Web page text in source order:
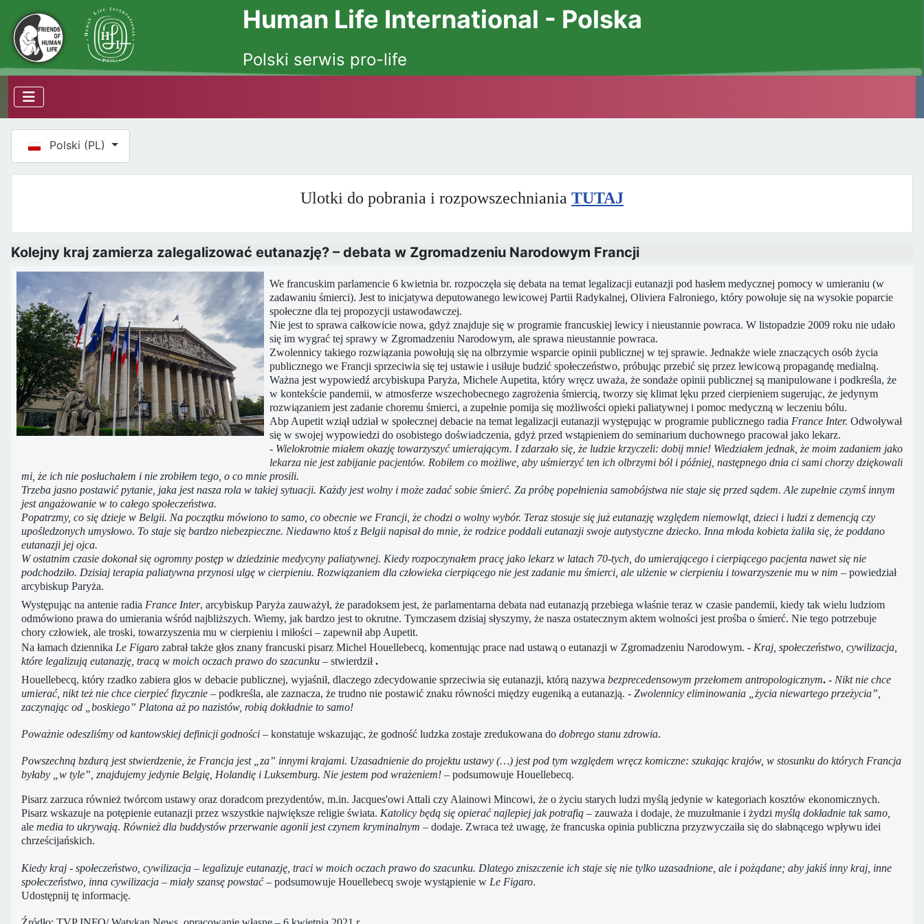
Human Life International - Polska
Polski serwis pro-life
Wybierz swój język
Polski (PL)
Ulotki do pobrania i rozpowszechniania TUTAJ
Kolejny kraj zamierza zalegalizować eutanazję? – debata w Zgromadzeniu Narodowym Francji
We francuskim parlamencie 6 kwietnia br. rozpoczęła się debata na temat legalizacji eutanazji pod hasłem medycznej pomocy w umieraniu (w
zadawaniu śmierci). Jest to inicjatywa deputowanego lewicowej Partii Radykalnej, Oliviera Falroniego, który powołuje się na wysokie poparcie
społeczne dla tej propozycji ustawodawczej.
Nie jest to sprawa całkowicie nowa, gdyż znajduje się w programie francuskiej lewicy i nieustannie powraca. W listopadzie 2009 roku nie udało
się im wygrać tej sprawy w Zgromadzeniu Narodowym, ale sprawa nieustannie powraca.
Zwolennicy takiego rozwiązania powołują się na olbrzymie wsparcie opinii publicznej w tej sprawie. Jednakże wiele znaczących osób życia
publicznego we Francji sprzeciwia się tej ustawie i usiłuje budzić społeczeństwo, próbując przebić się przez lewicową propagandę medialną.
Ważna jest wypowiedź arcybiskupa Paryża, Michele Aupetita, który wręcz uważa, że sondaże opinii publicznej są manipulowane i podkreśla, że
w kontekście pandemii, w atmosferze wszechobecnego zagrożenia śmiercią, tworzy się klimat lęku przed cierpieniem sugerując, że jedynym
rozwiązaniem jest zadanie choremu śmierci, a zupełnie pomija się możliwości opieki paliatywnej i pomoc medyczną w leczeniu bólu.
Abp Aupetit wziął udział w społecznej debacie na temat legalizacji eutanazji występując w programie publicznego radia France Inter. Odwoływał
się w swojej wypowiedzi do osobistego doświadczenia, gdyż przed wstąpieniem do seminarium duchownego pracował jako lekarz.
- Wielokrotnie miałem okazję towarzyszyć umierającym. I zdarzało się, że ludzie krzyczeli: dobij mnie! Wiedziałem jednak, że moim zadaniem jako
lekarza nie jest zabijanie pacjentów. Robiłem co możliwe, aby uśmierzyć ten ich olbrzymi ból i później, następnego dnia ci sami chorzy dziękowali
mi, że ich nie posłuchałem i nie zrobiłem tego, o co mnie prosili.
Trzeba jasno postawić pytanie, jaka jest nasza rola w takiej sytuacji. Każdy jest wolny i może zadać sobie śmierć. Za próbę popełnienia samobójstwa nie staje się przed sądem. Ale zupełnie czymś innym
jest angażowanie w to całego społeczeństwa.
Popatrzmy, co się dzieje w Belgii. Na początku mówiono to samo, co obecnie we Francji, że chodzi o wolny wybór. Teraz stosuje się już eutanazję względem niemowląt, dzieci i ludzi z demencją czy
upośledzonych umysłowo. To staje się bardzo niebezpieczne. Niedawno ktoś z Belgii napisał do mnie, że rodzice poddali eutanazji swoje autystyczne dziecko. Inna młoda kobieta żaliła się, że poddano
eutanazji jej ojca.
W ostatnim czasie dokonał się ogromny postęp w dziedzinie medycyny paliatywnej. Kiedy rozpoczynałem pracę jako lekarz w latach 70-tych, do umierającego i cierpiącego pacjenta nawet się nie
podchodziło. Dzisiaj terapia paliatywna przynosi ulgę w cierpieniu. Rozwiązaniem dla człowieka cierpiącego nie jest zadanie mu śmierci, ale ulżenie w cierpieniu i towarzyszenie mu w nim – powiedział
arcybiskup Paryża.
Występując na antenie radia France Inter, arcybiskup Paryża zauważył, że paradoksem jest, że parlamentarna debata nad eutanazją przebiega właśnie teraz w czasie pandemii, kiedy tak wielu ludziom
odmówiono prawa do umierania wśród najbliższych. Wiemy, jak bardzo jest to okrutne. Tymczasem dzisiaj słyszymy, że nasza ostatecznym aktem wolności jest prośba o śmierć. Nie tego potrzebuje
chory człowiek, ale troski, towarzyszenia mu w cierpieniu i miłości – zapewnił abp Aupetit.
Na łamach dziennika Le Figaro zabrał także głos znany francuski pisarz Michel Houellebecq, komentując prace nad ustawą o eutanazji w Zgromadzeniu Narodowym. - Kraj, społeczeństwo, cywilizacja,
które legalizują eutanazję, tracą w moich oczach prawo do szacunku – stwierdził.
Houellebecq, który rzadko zabiera głos w debacie publicznej, wyjaśnił, dlaczego zdecydowanie sprzeciwia się eutanazji, którą nazywa bezprecedensowym przełomem antropologicznym. - Nikt nie chce
umierać, nikt też nie chce cierpieć fizycznie – podkreśla, ale zaznacza, że trudno nie postawić znaku równości między eugeniką a eutanazją. - Zwolennicy eliminowania „życia niewartego przeżycia”,
zaczynając od „boskiego” Platona aż po nazistów, robią dokładnie to samo!
Poważnie odeszliśmy od kantowskiej definicji godności – konstatuje wskazując, że godność ludzka zostaje zredukowana do dobrego stanu zdrowia.
Powszechną bzdurą jest stwierdzenie, że Francja jest „za” innymi krajami. Uzasadnienie do projektu ustawy (…) jest pod tym względem wręcz komiczne: szukając krajów, w stosunku do których Francja
byłaby „w tyle”, znajdujemy jedynie Belgię, Holandię i Luksemburg. Nie jestem pod wrażeniem! – podsumowuje Houellebecq.
Pisarz zarzuca również twórcom ustawy oraz doradcom prezydentów, m.in. Jacques'owi Attali czy Alainowi Mincowi, że o życiu starych ludzi myślą jedynie w kategoriach kosztów ekonomicznych.
Pisarz wskazuje na potępienie eutanazji przez wszystkie największe religie świata. Katolicy będą się opierać najlepiej jak potrafią – zauważa i dodaje, że muzułmanie i żydzi myślą dokładnie tak samo,
ale media to ukrywają. Również dla buddystów przerwanie agonii jest czynem kryminalnym – dodaje. Zwraca też uwagę, że francuska opinia publiczna przyzwyczaiła się do słabnącego wpływu idei
chrześcijańskich.
Kiedy kraj - społeczeństwo, cywilizacja – legalizuje eutanazję, traci w moich oczach prawo do szacunku. Dlatego zniszczenie ich staje się nie tylko uzasadnione, ale i pożądane; aby jakiś inny kraj, inne
społeczeństwo, inna cywilizacja – miały szansę powstać– podsumowuje Houellebecq swoje wystąpienie w Le Figaro.
Udostępnij tę informację.